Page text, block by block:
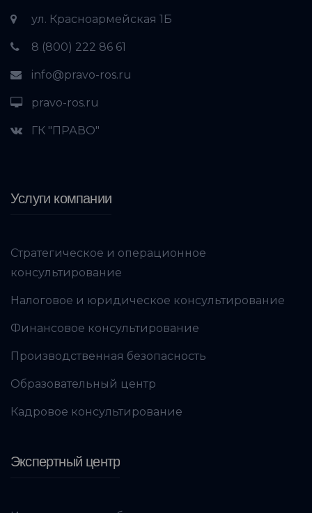
ул. Красноармейская 1Б
8 (800) 222 86 61
info@pravo-ros.ru
pravo-ros.ru
ГК "ПРАВО"
Услуги компании
Стратегическое и операционное
консультирование
Налоговое и юридическое консультирование
Финансовое консультирование
Производственная безопасность
Образовательный центр
Кадровое консультирование
Экспертный центр